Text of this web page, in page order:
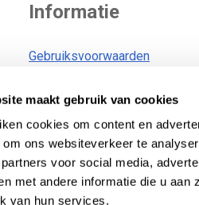
maakt gebruik van cookies
cookies om content en
om ons websiteverkeer te
voor social media,
met andere informatie die u
van hun services.
Informatie
Gebruiksvoorwaarden
Algemene voorwaarden
Cookiebeleid
Privacybeleid